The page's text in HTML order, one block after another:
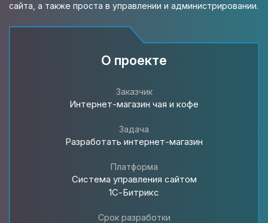
сайта, а также проста в управлении и администрировании.
О проекте
Заказчик
Интернет-магазин чая и кофе
Задача
Разработать интернет-магазин
Платформа
Система управления сайтом
1С-Битрикс
Срок разработки